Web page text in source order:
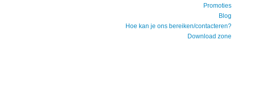
Promoties
Blog
Hoe kan je ons bereiken/contacteren?
Download zone